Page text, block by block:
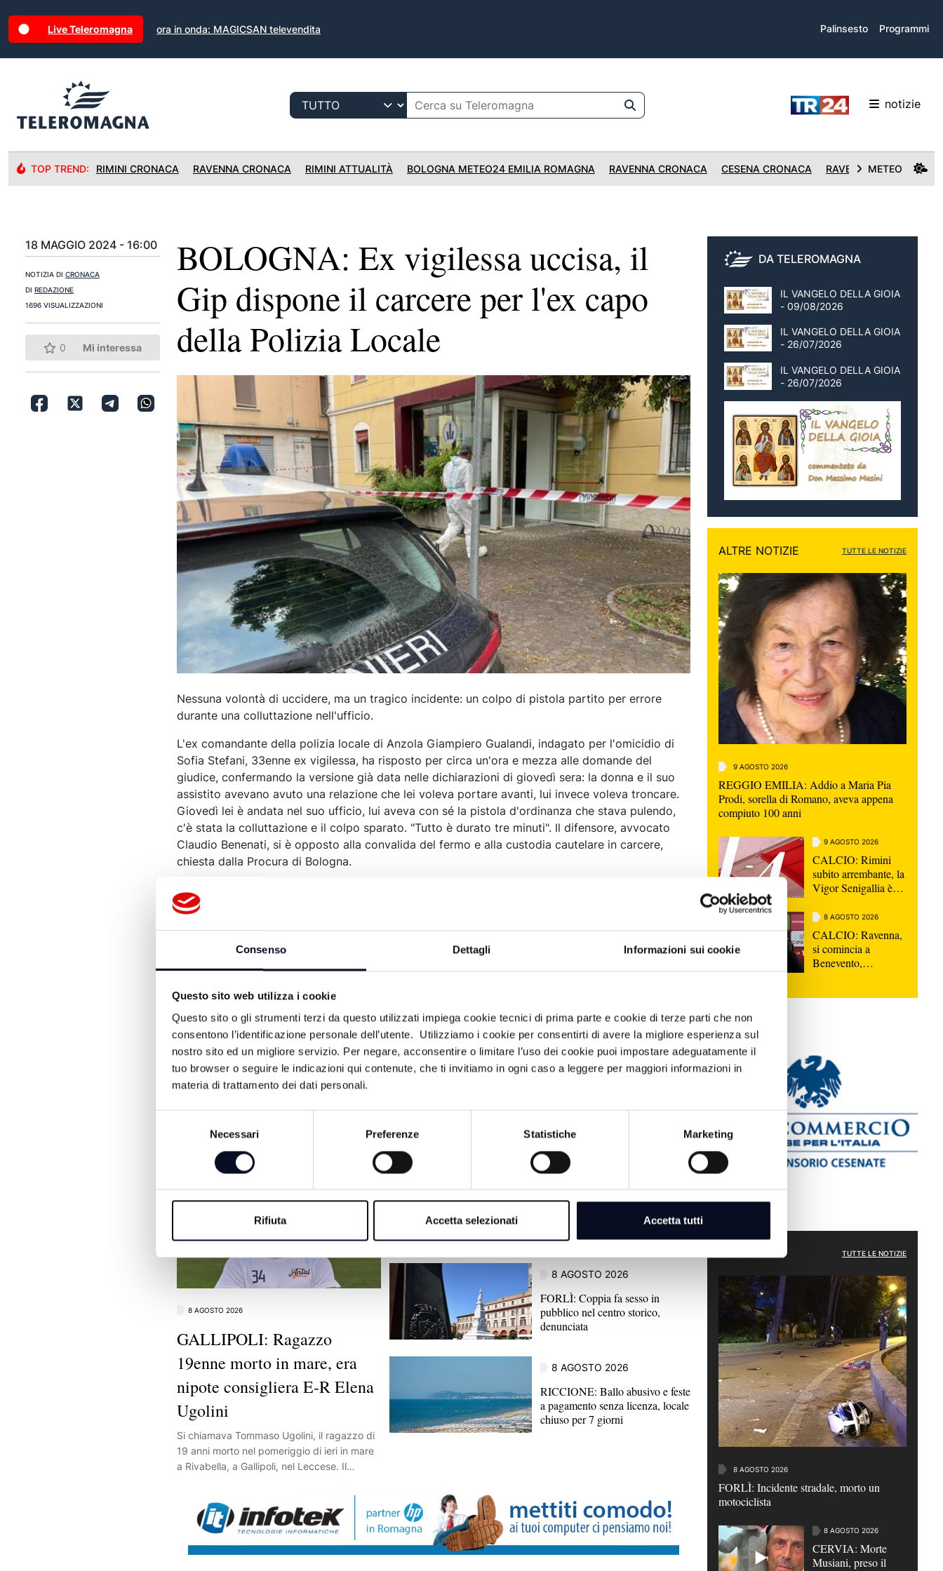
Consenso Dettagli Informazioni sui cookie
Questo sito web utilizza i cookie
Questo sito o gli strumenti terzi da questo utilizzati impiega cookie tecnici di prima parte e cookie di terze parti che non
consentono l’identificazione personale dell’utente. Utilizziamo i cookie per consentirti di avere la migliore esperienza sul
nostro sito ed un migliore servizio. Per negare, acconsentire o limitare l’uso dei cookie puoi impostare adeguatamente il
tuo browser o seguire le indicazioni qui contenute, che ti invitiamo in ogni caso a leggere per maggiori informazioni in
materia di trattamento dei dati personali.
Necessari Preferenze Statistiche Marketing
Rifiuta Accetta selezionati Accetta tutti
Live Teleromagna ora in onda: MAGICSAN televendita Palinsesto Programmi
notizie
TOP TREND: RIMINI CRONACA RAVENNA CRONACA RIMINI ATTUALITÀ BOLOGNA METEO24 EMILIA ROMAGNA RAVENNA CRONACA CESENA CRONACA RAVENNA CRONACA
METEO
18 MAGGIO 2024 - 16:00
NOTIZIA DI CRONACA
DI REDAZIONE
1696 VISUALIZZAZIONI
0 Mi interessa
BOLOGNA: Ex vigilessa uccisa, il
Gip dispone il carcere per l'ex capo
della Polizia Locale
Nessuna volontà di uccidere, ma un tragico incidente: un colpo di pistola partito per errore
durante una colluttazione nell'ufficio.
L'ex comandante della polizia locale di Anzola Giampiero Gualandi, indagato per l'omicidio di
Sofia Stefani, 33enne ex vigilessa, ha risposto per circa un'ora e mezza alle domande del
giudice, confermando la versione già data nelle dichiarazioni di giovedì sera: la donna e il suo
assistito avevano avuto una relazione che lei voleva portare avanti, lui invece voleva troncare.
Giovedì lei è andata nel suo ufficio, lui aveva con sé la pistola d'ordinanza che stava pulendo,
c'è stata la colluttazione e il colpo sparato. "Tutto è durato tre minuti". Il difensore, avvocato
Claudio Benenati, si è opposto alla convalida del fermo e alla custodia cautelare in carcere,
chiesta dalla Procura di Bologna.
l Gip del tribunale di Bologna Domenico Truppa ha disposto la custodia cautelare in carcere per
Giampiero Gualandi, 62enne ex comandante della polizia locale di Anzola Emilia, accusato
ravvisando la gravità degli indizi a carico dell'indagato.
ALTRE NOTIZIE DI CRONACA
8 AGOSTO 2026
GALLIPOLI: Ragazzo
19enne morto in mare, era
nipote consigliera E-R Elena
Ugolini
Si chiamava Tommaso Ugolini, il ragazzo di
19 anni morto nel pomeriggio di ieri in mare
a Rivabella, a Gallipoli, nel Leccese. Il
candidata alla presidenza della Regione per
il centrodestra alla scorse elezioni, ed era in
vacanza in Salento con alcuni amici. Il
giovane stava facendo il bagno insieme a un
RAVENNA: Spiagge pubbliche
trasformate in depositi ed
8 AGOSTO 2026
FORLÌ: Coppia fa sesso in
pubblico nel centro storico,
denunciata
8 AGOSTO 2026
RICCIONE: Ballo abusivo e feste
a pagamento senza licenza, locale
chiuso per 7 giorni
DA TELEROMAGNA
IL VANGELO DELLA GIOIA
- 09/08/2026
IL VANGELO DELLA GIOIA
- 26/07/2026
IL VANGELO DELLA GIOIA
- 26/07/2026
ALTRE NOTIZIE TUTTE LE NOTIZIE
9 AGOSTO 2026
REGGIO EMILIA: Addio a Maria Pia
Prodi, sorella di Romano, aveva appena
compiuto 100 anni
9 AGOSTO 2026
CALCIO: Rimini
subito arrembante, la
Vigor Senigallia è
8 AGOSTO 2026
CALCIO: Ravenna,
si comincia a
Benevento,
CRONACA TUTTE LE NOTIZIE
8 AGOSTO 2026
FORLÌ: Incidente stradale, morto un
motociclista
8 AGOSTO 2026
CERVIA: Morte
Musiani, preso il